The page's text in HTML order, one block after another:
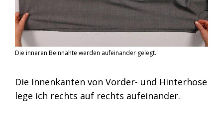
Die inneren Beinnähte werden aufeinander gelegt.
Die Innenkanten von Vorder- und Hinterhose
lege ich rechts auf rechts aufeinander.